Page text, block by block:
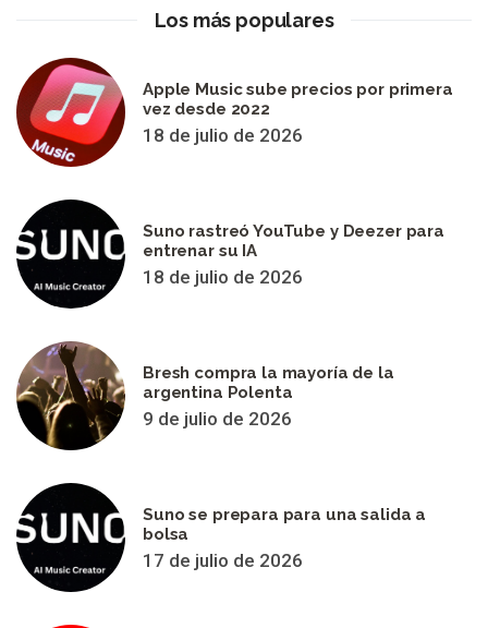
Los más populares
Apple Music sube precios por primera
vez desde 2022
18 de julio de 2026
Suno rastreó YouTube y Deezer para
entrenar su IA
18 de julio de 2026
Bresh compra la mayoría de la
argentina Polenta
9 de julio de 2026
Suno se prepara para una salida a
bolsa
17 de julio de 2026